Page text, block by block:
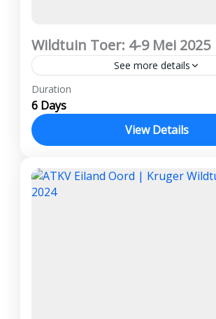
Wildtuin Toer: 4-9 Mei 2025
See more details
Vanaf R8,850 per persoon wat
R3 000 Afbetalings kan gedoen
kansellasie fooie word gehef
Kruger Wildtuin, Panorama
Kruger Wildtuin,Panorama
Duration
6 Days
View Details